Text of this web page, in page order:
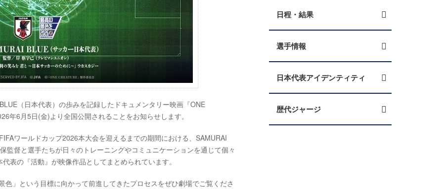
（日本代表）の歩みを記録したドキュメンタリー映画『ONE
年6月5日(金)より全国公開されることをお知らせします。
ワールドカップ2026本大会を迎えるまでの期間における、SAMURAI
監督と選手たちが日々のトレーニングやコミュニケーションを通じて個々
表の『活動』が映像作品としてまとめられています。
」という目標に向かって前進してきたプロセスをぜひ劇場でご覧くださ
日程・結果
選手情報
日本代表アイデンティティ
歴代ジャージ